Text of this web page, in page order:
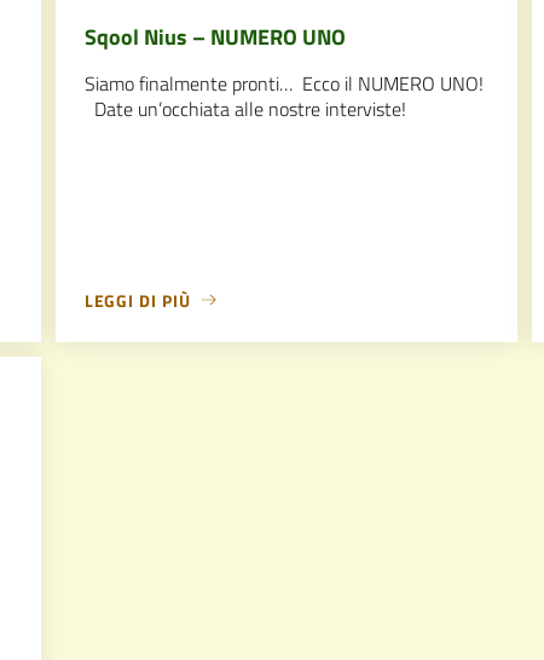
Sqool Nius – NUMERO UNO
Siamo finalmente pronti… Ecco il NUMERO UNO!
Date un’occhiata alle nostre interviste!
LEGGI DI PIÙ